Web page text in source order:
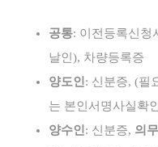
공통: 이전등록신청
날인), 차량등록증
양도인: 신분증, (필
는 본인서명사실확
양수인: 신분증, 의